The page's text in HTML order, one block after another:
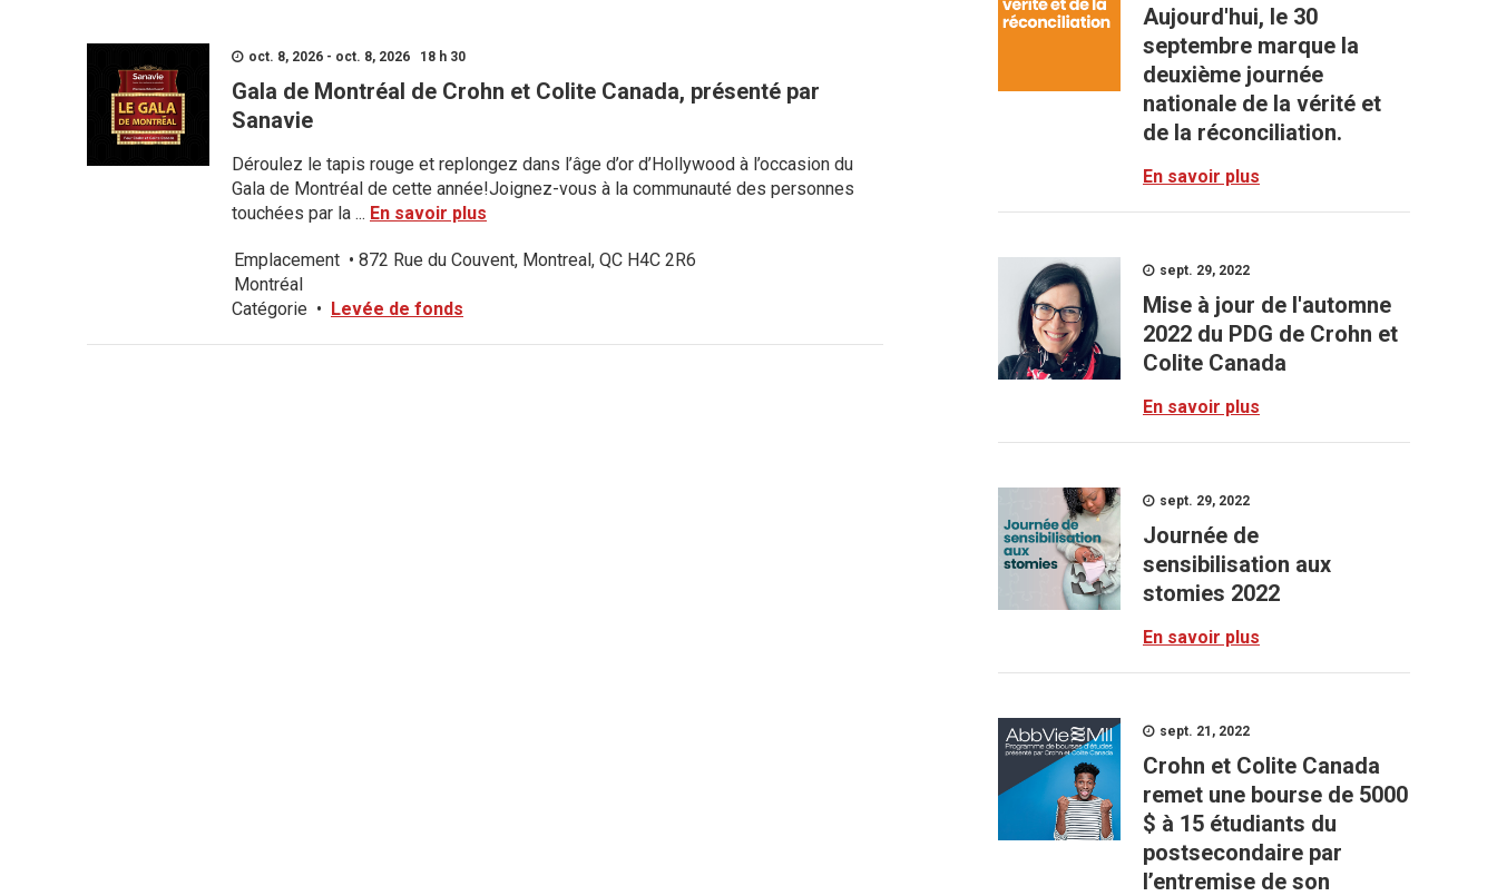
oct. 8, 2026 - oct. 8, 2026 18 h 30
Gala de Montréal de Crohn et Colite Canada, présenté par
Sanavie
Déroulez le tapis rouge et replongez dans l’âge d’or d’Hollywood à l’occasion du
Gala de Montréal de cette année!Joignez-vous à la communauté des personnes
touchées par la ... En savoir plus
Emplacement • 872 Rue du Couvent, Montreal, QC H4C 2R6
Montréal
Catégorie • Levée de fonds
Aujourd'hui, le 30
septembre marque la
deuxième journée
nationale de la vérité et
de la réconciliation.
En savoir plus
sept. 29, 2022
Mise à jour de l'automne
2022 du PDG de Crohn et
Colite Canada
En savoir plus
sept. 29, 2022
Journée de
sensibilisation aux
stomies 2022
En savoir plus
sept. 21, 2022
Crohn et Colite Canada
remet une bourse de 5000
$ à 15 étudiants du
postsecondaire par
l’entremise de son